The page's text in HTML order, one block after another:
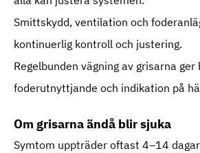
Smittskydd, ventilation och
kontinuerlig kontroll och justering.
Regelbunden vägning av grisarna ger
foderutnyttjande och indikation på
Om grisarna ändå blir sjuka
Symtom uppträder oftast 4–14